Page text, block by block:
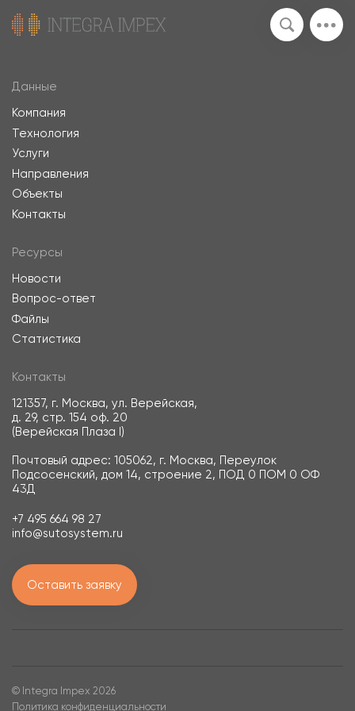
Данные
Компания
Технология
Услуги
Направления
Объекты
Контакты
Контакты
121357, г. Москва, ул. Верейская,
д. 29, стр. 154 оф. 20
(Верейская Плаза I)
Почтовый адрес: 105062, г. Москва, Переулок
Подсосенский, дом 14, строение 2, ПОД 0 ПОМ 0 ОФ
43Д
+7 495 664 98 27
info@sutosystem.ru
Оставить заявку
Ресурсы
Новости
Вопрос-ответ
Файлы
Статистика
© Integra Impex 2026
Политика конфиденциальности